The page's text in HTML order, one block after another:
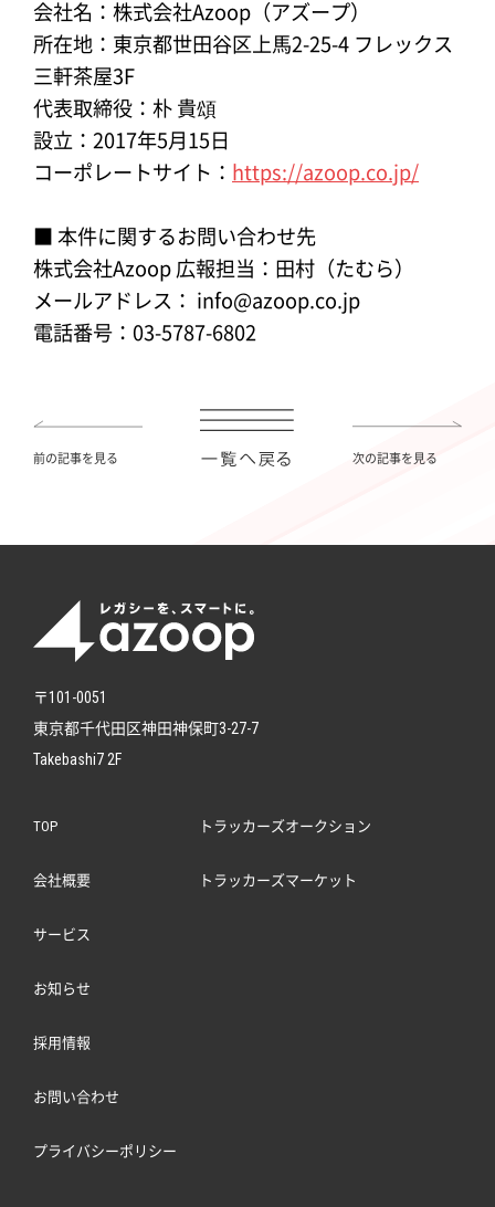
会社名：株式会社Azoop（アズープ）
所在地：東京都世田谷区上馬2-25-4 フレックス
三軒茶屋3F
代表取締役：朴 貴頌
設立：2017年5月15日
コーポレートサイト： https://azoop.co.jp/
■ 本件に関するお問い合わせ先
株式会社Azoop 広報担当：田村（たむら）
メールアドレス： info@azoop.co.jp
電話番号：03-5787-6802
前の記事を見る 次の記事を見る
〒101-0051
東京都千代田区神田神保町3-27-7
Takebashi7 2F
TOP
会社概要
サービス
お知らせ
採用情報
お問い合わせ
プライバシーポリシー
トラッカーズオークション
トラッカーズマーケット